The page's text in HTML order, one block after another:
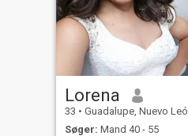
Lorena
33 • Guadalupe, Nuevo León, Mexico
Søger: Mand 40 - 55